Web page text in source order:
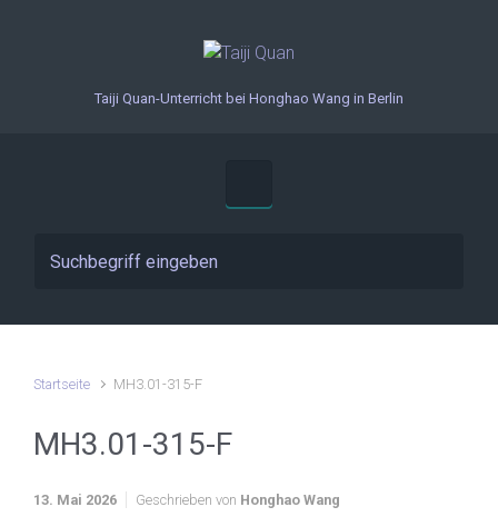
Taiji Quan-Unterricht bei Honghao Wang in Berlin
Startseite MH3.01-315-F
MH3.01-315-F
13. Mai 2026 Geschrieben von Honghao Wang